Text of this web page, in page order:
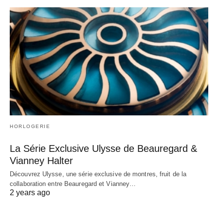
HORLOGERIE
La Série Exclusive Ulysse de Beauregard &
Vianney Halter
Découvrez Ulysse, une série exclusive de montres, fruit de la
collaboration entre Beauregard et Vianney…
2 years ago